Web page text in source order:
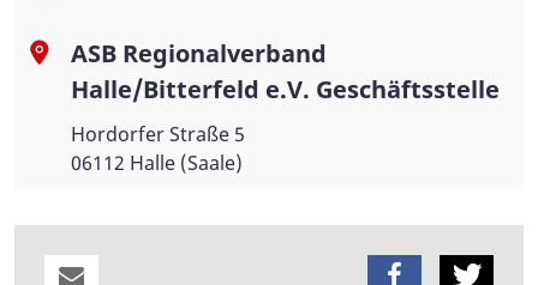
ASB Regionalverband
Halle/Bitterfeld e.V. Geschäftsstelle
Hordorfer Straße 5
06112 Halle (Saale)